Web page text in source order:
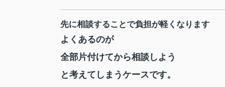
先に相談することで負担が軽くなります
よくあるのが
全部片付けてから相談しよう
と考えてしまうケースです。